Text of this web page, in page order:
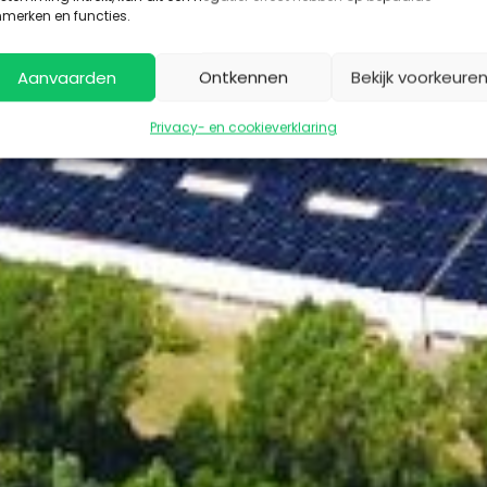
en functies.
Aanvaarden Ontkennen Bekijk voorkeuren
Privacy- en cookieverklaring